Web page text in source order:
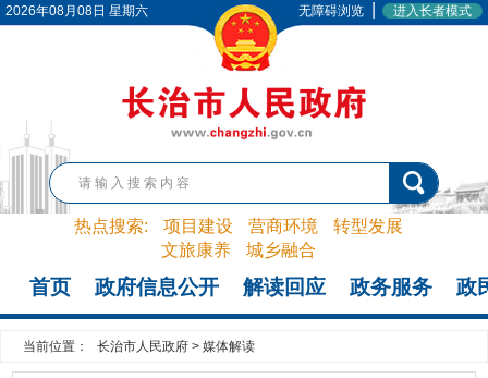
2026年08月08日 星期六 无障碍浏览 进入长者模式
热点搜索: 项目建设 营商环境
转型发展
文旅康养
城乡融合
首页 政府信息公开 解读回应 政务服务 政
当前位置： 长治市人民政府 > 媒体解读